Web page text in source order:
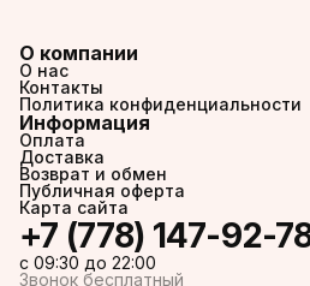
О компании
О нас
Контакты
Политика конфиденциальности
Информация
Оплата
Доставка
Возврат и обмен
Публичная оферта
Карта сайта
+7 (778) 147-92-
c 09:30 до 22:00
Звонок бесплатный